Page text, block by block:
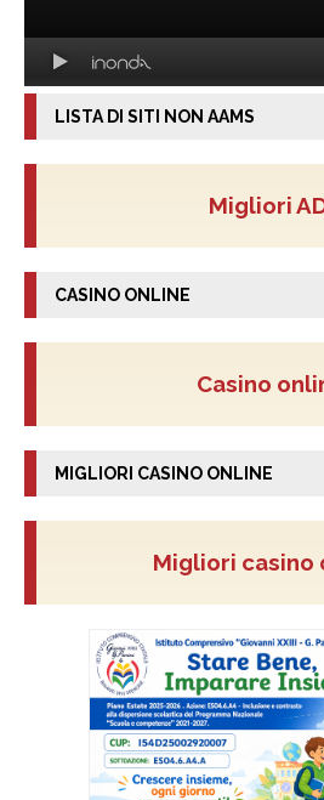
LISTA DI SITI NON AAMS
Migliori
CASINO ONLINE
Casino
MIGLIORI CASINO ONLINE
Migliori casino